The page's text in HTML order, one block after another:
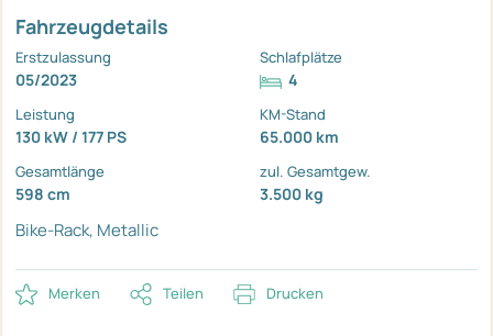
Fahrzeugdetails
Erstzulassung
05/2023
Schlafplätze
4
Leistung
130 kW / 177 PS
KM-Stand
65.000 km
Gesamtlänge
598 cm
zul. Gesamtgew.
3.500 kg
Bike-Rack, Metallic
Merken Teilen Drucken